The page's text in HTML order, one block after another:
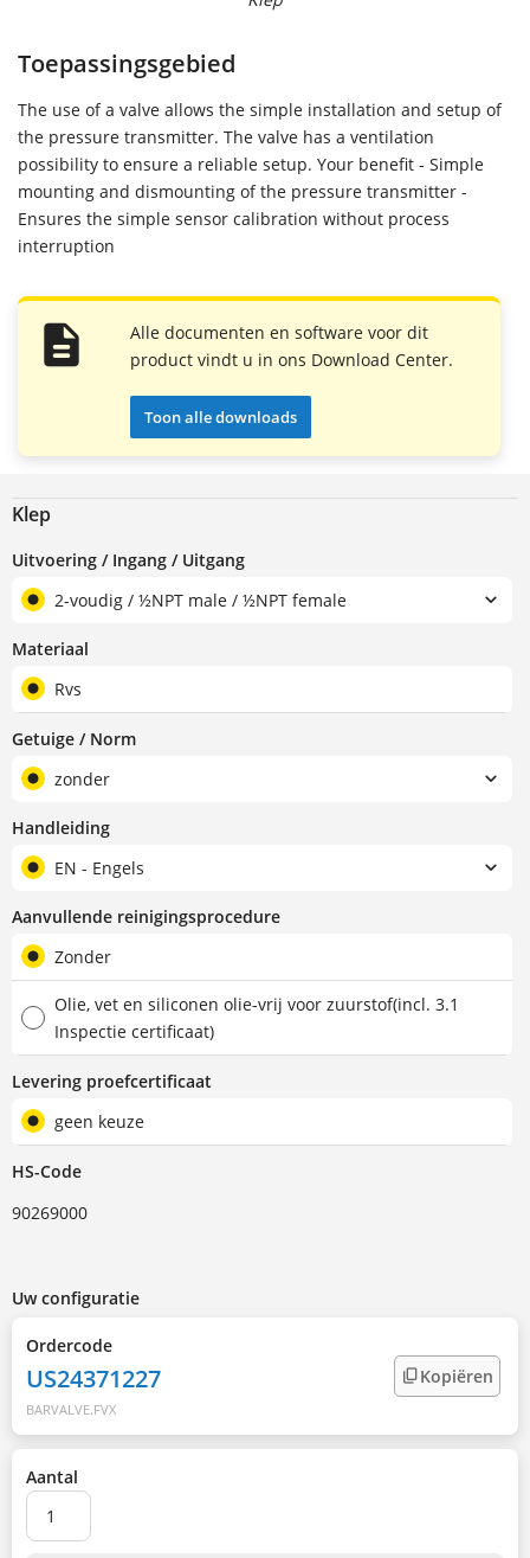
Toepassingsgebied
The use of a valve allows the simple installation and setup of
the pressure transmitter. The valve has a ventilation
possibility to ensure a reliable setup. Your benefit - Simple
mounting and dismounting of the pressure transmitter -
Ensures the simple sensor calibration without process
interruption
Alle documenten en software voor dit
product vindt u in ons Download Center.
Toon alle downloads
Klep
Uitvoering / Ingang / Uitgang
2-voudig / ½NPT male / ½NPT female
Materiaal
Rvs
Getuige / Norm
zonder
Handleiding
EN - Engels
Aanvullende reinigingsprocedure
Zonder
Olie, vet en siliconen olie-vrij voor zuurstof(incl. 3.1
Inspectie certificaat)
Levering proefcertificaat
geen keuze
HS-Code
90269000
Uw configuratie
Ordercode
US24371227
BARVALVE.FVX
Kopiëren
Aantal